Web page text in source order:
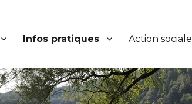
Infos pratiques Action sociale